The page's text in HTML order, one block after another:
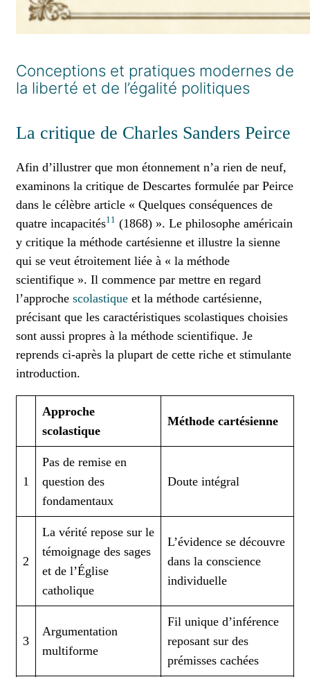
Conceptions et pratiques modernes de
la liberté et de l’égalité politiques
La critique de Charles Sanders Peirce
Afin d’illustrer que mon étonnement n’a rien de neuf,
examinons la critique de Descartes formulée par Peirce
dans le célèbre article « Quelques conséquences de
quatre incapacités11 (1868) ». Le philosophe américain
y critique la méthode cartésienne et illustre la sienne
qui se veut étroitement liée à « la méthode
scientifique ». Il commence par mettre en regard
l’approche scolastique et la méthode cartésienne,
précisant que les caractéristiques scolastiques choisies
sont aussi propres à la méthode scientifique. Je
reprends ci-après la plupart de cette riche et stimulante
introduction.
Approche
scolastique
Méthode cartésienne
1
Pas de remise en
question des
fondamentaux
Doute intégral
2
La vérité repose sur le
témoignage des sages
et de l’Église
catholique
L’évidence se découvre
dans la conscience
individuelle
3
Argumentation
multiforme
Fil unique d’inférence
reposant sur des
prémisses cachées